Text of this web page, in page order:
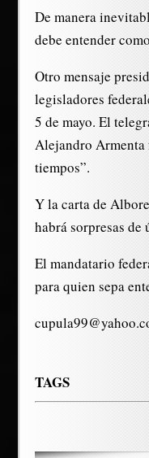
De manera
debe entender
Otro mensaje
legisladores
5 de mayo. El
Alejandro Armenta
tiempos”.
Y la carta de
habrá sorpresas
El mandatario
para quien sepa
TAGS